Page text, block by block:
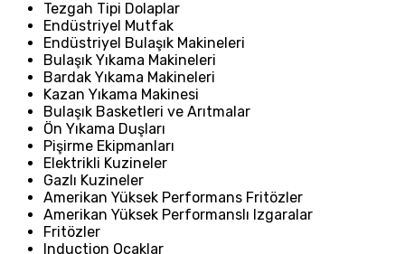
Tezgah Tipi Dolaplar
Endüstriyel Mutfak
Endüstriyel Bulaşık Makineleri
Bulaşık Yıkama Makineleri
Bardak Yıkama Makineleri
Kazan Yıkama Makinesi
Bulaşık Basketleri ve Arıtmalar
Ön Yıkama Duşları
Pişirme Ekipmanları
Elektrikli Kuzineler
Gazlı Kuzineler
Amerikan Yüksek Performans Fritözler
Amerikan Yüksek Performanslı Izgaralar
Fritözler
Induction Ocaklar